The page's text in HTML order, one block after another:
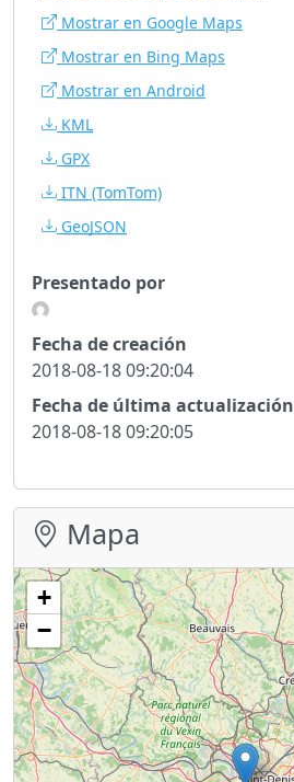
Mostrar en Google Maps
Mostrar en Bing Maps
Mostrar en Android
KML
GPX
ITN (TomTom)
GeoJSON
Presentado por
Fecha de creación
2018-08-18 09:20:04
Fecha de última actualización
2018-08-18 09:20:05
Mapa
+
−